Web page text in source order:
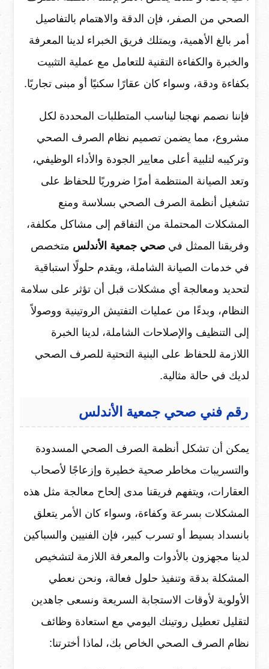
الصحي من الصفر، فإن الدقة والاهتمام بالتفاصيل
أمر بالغ الأهمية، ويمتلك فريق الخبراء لدينا المعرفة
والخبرة والكفاءة التقنية للتعامل مع عملية التثبيت
بكفاءة ودقة، وسواء كان عقارًا سكنيًا أو مبنى تجاريًا.
فإننا نصمم نهجنا ليناسب المتطلبات المحددة لكل
مشروع، مما يضمن تصميم نظام الصرف الصحي
وتركيبه لتلبية أعلى معايير الجودة والأداء الوظيفي،
وتعد الصيانة المنتظمة أمرًا ضروريًا للحفاظ على
تشغيل أنظمة الصرف الصحي بسلاسة ومنع
المشكلات المحتملة من التفاقم إلى مشاكل مكلفة،
وفريقنا الممثل في صحي جمعية الأندلس متخصص
في خدمات الصيانة الشاملة، ويقدم حلولًا استباقية
لتحديد ومعالجة أي مشكلات قبل أن تؤثر على سلامة
النظام، وبدءًا من عمليات التفتيش الروتينية ووصولاً
إلى التنظيف والإصلاحات الشاملة، لدينا الخبرة
اللازمة للحفاظ على البنية التحتية للصرف الصحي
لديك في حالة مثالية.
رقم فني صحي جمعية الأندلس
يمكن أن تشكل أنظمة الصرف الصحي المسدودة
والتسريبات مخاطر صحية خطيرة وإزعاجًا لأصحاب
العقارات، ويتفهم فريقنا مدى إلحاح معالجة مثل هذه
المشكلات بسرعة وكفاءة، وسواء كان الأمر يتعلق
بانسداد بسيط أو تسرب كبير، فإن الفنيين والسباكين
لدينا مجهزون بالأدوات والمعرفة اللازمة لتشخيص
المشكلة بدقة وتنفيذ حلول فعالة، ونحن نعطي
الأولوية لأوقات الاستجابة السريعة ونسعى جاهدين
لتقليل تعطيل روتينك اليومي مع استعادة وظائف
نظام الصرف الصحي الخاص بك، لماذا أخترتنا: